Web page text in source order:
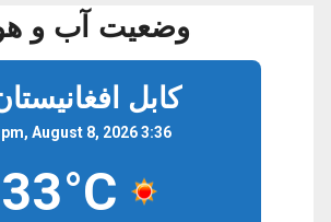
وضعیت آب و
کابل
3:36 pm, August 8, 2026
33°C